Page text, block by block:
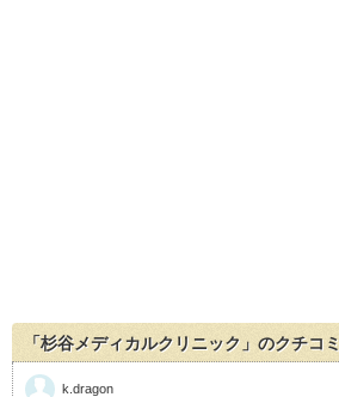
「杉谷メディカルクリニック」のクチコミ
k.dragon